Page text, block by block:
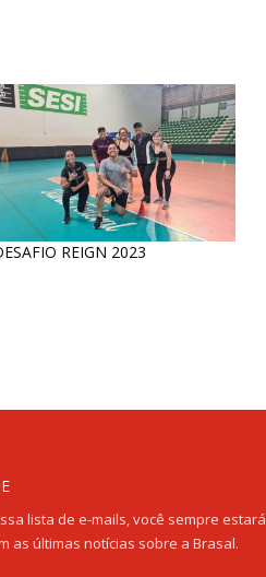
REIGN 2023
lista de e-mails, você sempre estará
as últimas notícias sobre a Brasal.